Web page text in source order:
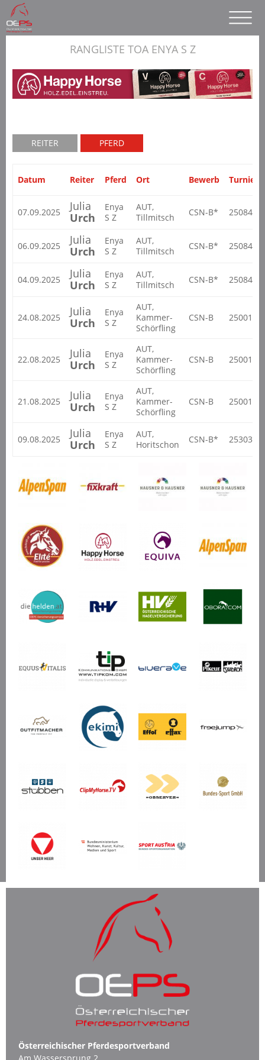
RANGLISTE TOA ENYA S Z
REITER PFERD
Datum Reiter Pferd Ort Bewerb Turnier
07.09.2025
Julia
Urch
Enya
S Z
AUT,
Tillmitsch
CSN-B* 25084
06.09.2025
Julia
Urch
Enya
S Z
AUT,
Tillmitsch
CSN-B* 25084
04.09.2025
Julia
Urch
Enya
S Z
AUT,
Tillmitsch
CSN-B* 25084
24.08.2025
Julia
Urch
Enya
S Z
AUT,
Kammer-
Schörfling
CSN-B 25001
22.08.2025
Julia
Urch
Enya
S Z
AUT,
Kammer-
Schörfling
CSN-B 25001
21.08.2025
Julia
Urch
Enya
S Z
AUT,
Kammer-
Schörfling
CSN-B 25001
09.08.2025
Julia
Urch
Enya
S Z
AUT,
Horitschon
CSN-B* 25303
Österreichischer Pferdesportverband